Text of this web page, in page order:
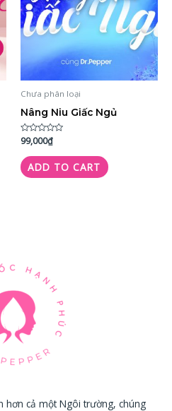
Chưa phân loại
Nâng Niu Giấc Ngủ
Rated
0
out
of
5
99,000₫
ADD TO CART
hơn cả một Ngôi trường, chúng